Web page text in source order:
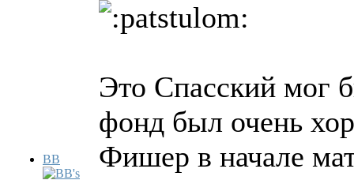
BB
Это Спасский мог
фонд был очень
Фишер в начале